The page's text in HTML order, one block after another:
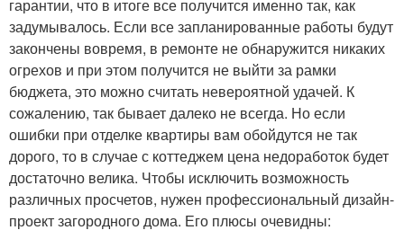
гарантии, что в итоге все получится именно так, как
задумывалось. Если все запланированные работы будут
закончены вовремя, в ремонте не обнаружится никаких
огрехов и при этом получится не выйти за рамки
бюджета, это можно считать невероятной удачей. К
сожалению, так бывает далеко не всегда. Но если
ошибки при отделке квартиры вам обойдутся не так
дорого, то в случае с коттеджем цена недоработок будет
достаточно велика. Чтобы исключить возможность
различных просчетов, нужен профессиональный дизайн-
проект загородного дома. Его плюсы очевидны: